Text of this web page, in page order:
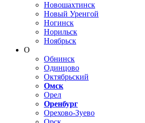
Новошахтинск
Новый Уренгой
Ногинск
Норильск
Ноябрьск
О
Обнинск
Одинцово
Октябрьский
Омск
Орел
Оренбург
Орехово-Зуево